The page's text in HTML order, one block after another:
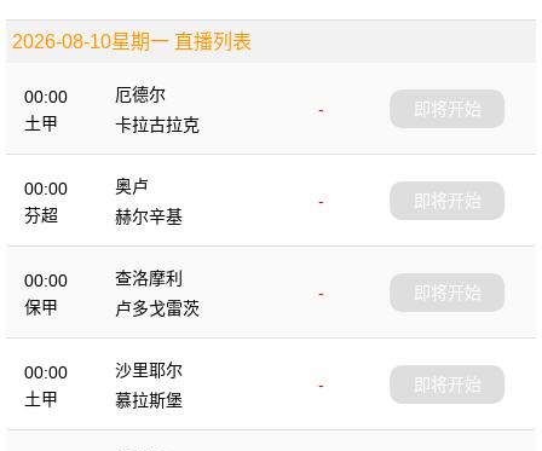
2026-08-10星期一 直播列表
00:00
土甲
厄德尔
-
卡拉古拉克
即将开始
00:00
芬超
奥卢
-
赫尔辛基
即将开始
00:00
保甲
查洛摩利
-
卢多戈雷茨
即将开始
00:00
土甲
沙里耶尔
-
慕拉斯堡
即将开始